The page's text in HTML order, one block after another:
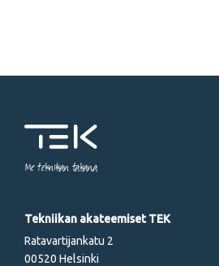
Me tekniikan takana
Tekniikan akateemiset TEK
Ratavartijankatu 2
00520 Helsinki